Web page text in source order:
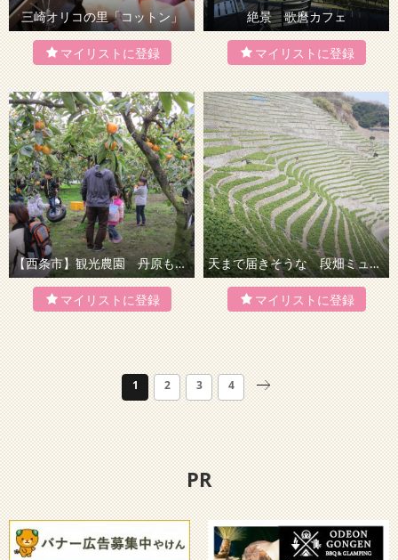
三崎オリコの里「コットン」 絶景 歌麿カフェ
【西条市】観光農園 丹原もぎたて倶楽部 天まで届きそうな 段畑ミュージアム（遊子水荷浦）
1 2 3 4
PR